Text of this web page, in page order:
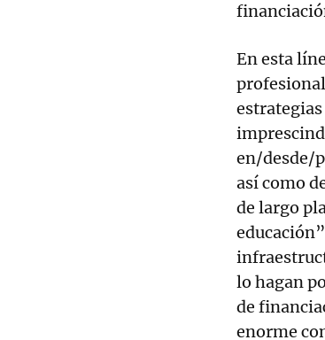
En esta
en/desde/
así como
de largo
lo hagan
de
enorme